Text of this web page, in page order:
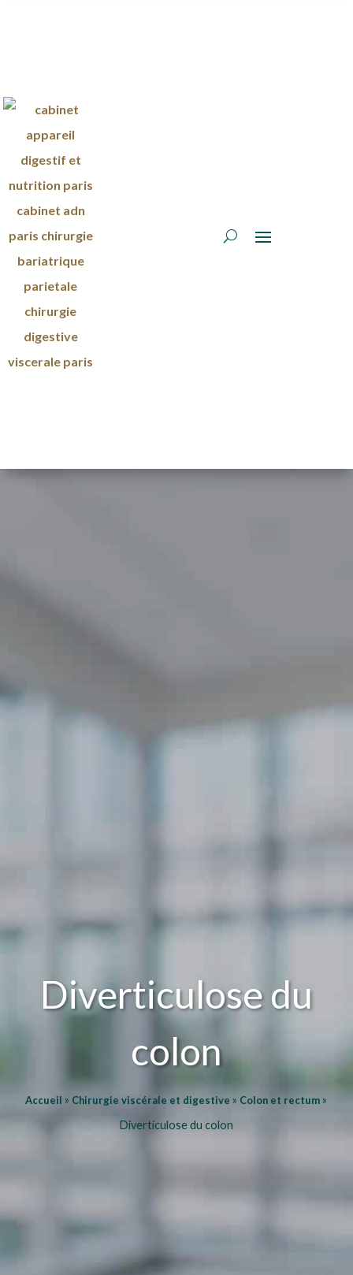
Diverticulose du
colon
Accueil » Chirurgie viscérale et digestive » Colon et rectum»
Diverticulose du colon